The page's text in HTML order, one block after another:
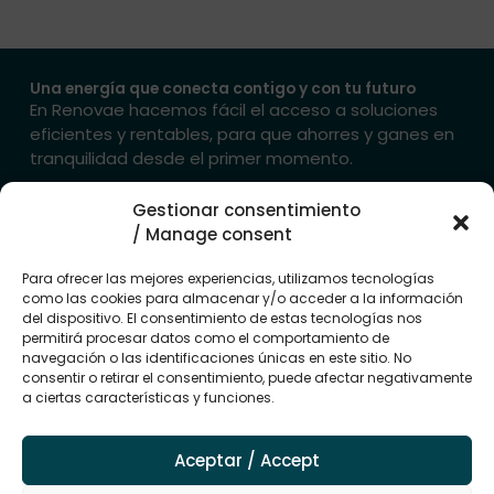
Gestionar consentimiento
/ Manage consent
Para ofrecer las mejores experiencias, utilizamos tecnologías
como las cookies para almacenar y/o acceder a la información
del dispositivo. El consentimiento de estas tecnologías nos
permitirá procesar datos como el comportamiento de
navegación o las identificaciones únicas en este sitio. No
consentir o retirar el consentimiento, puede afectar negativamente
a ciertas características y funciones.
Aceptar / Accept
Una energía que conecta contigo y con tu futuro
En Renovae hacemos fácil el acceso a soluciones
eficientes y rentables, para que ahorres y ganes en
tranquilidad desde el primer momento.
→ Contacta con nosotros
sitio
Sectores
Energia
Instalaciones
Proyectos
Sistemas
Promociones
grupo
Grupo
Renovae
Renovae
Energy
Renovae
Renovae
Trade
legales
Aviso legal
Politica de
privacidad
Política de
e k
t